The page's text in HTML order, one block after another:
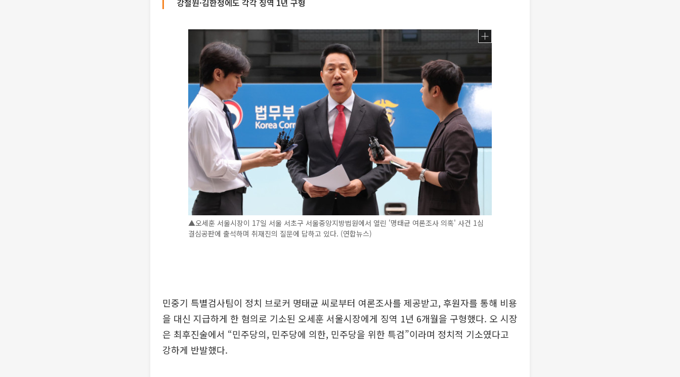
강철원·김한정에도 각각 징역 1년 구형
▲오세훈 서울시장이 17일 서울 서초구 서울중앙지방법원에서 열린 '명태균 여론조사 의혹' 사건 1심
결심공판에 출석하며 취재진의 질문에 답하고 있다. (연합뉴스)
민중기 특별검사팀이 정치 브로커 명태균 씨로부터 여론조사를 제공받고, 후원자를 통해 비용
을 대신 지급하게 한 혐의로 기소된 오세훈 서울시장에게 징역 1년 6개월을 구형했다. 오 시장
은 최후진술에서 “민주당의, 민주당에 의한, 민주당을 위한 특검”이라며 정치적 기소였다고
강하게 반발했다.